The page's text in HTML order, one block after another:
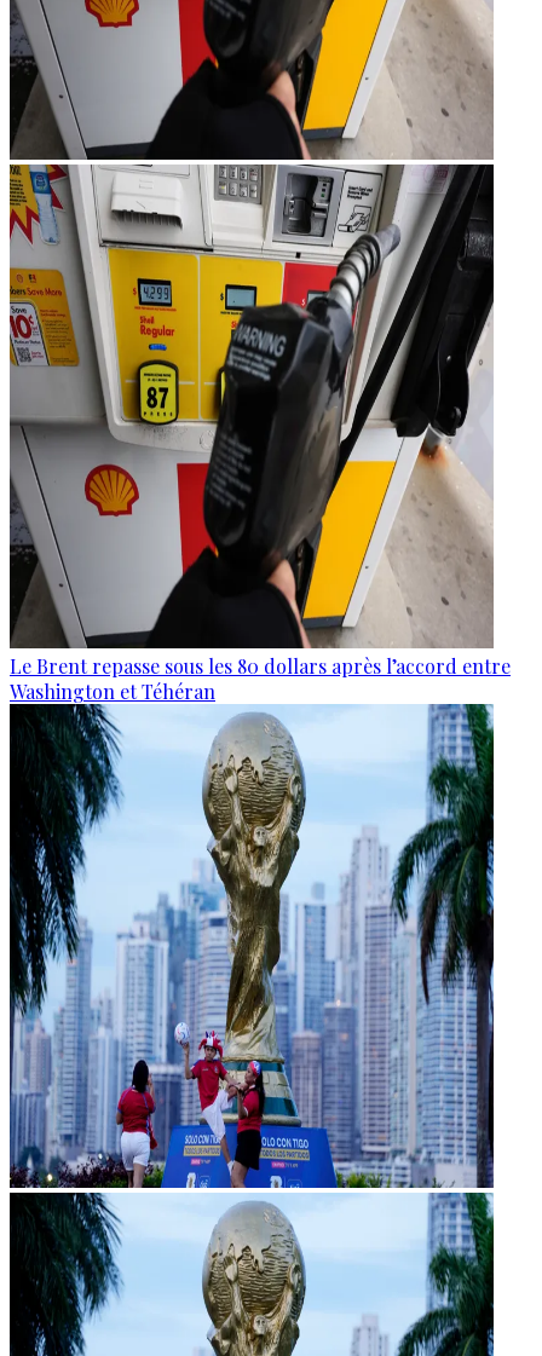
Le Brent repasse sous les 80 dollars après l’accord entre
Washington et Téhéran